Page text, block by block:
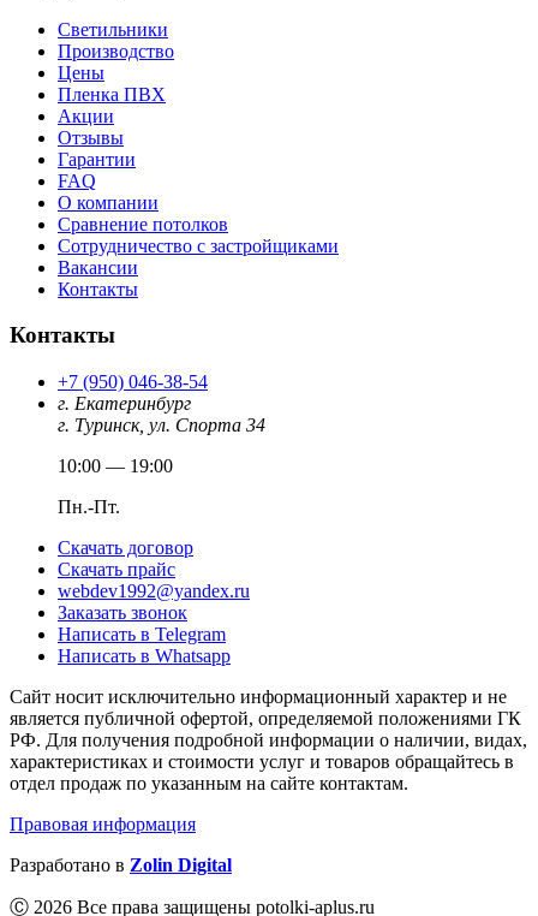
Светильники
Производство
Цены
Пленка ПВХ
Акции
Отзывы
Гарантии
FAQ
О компании
Сравнение потолков
Сотрудничество с застройщиками
Вакансии
Контакты
Контакты
+7 (950) 046-38-54
г. Екатеринбург
г. Туринск, ул. Спорта 34
10:00 — 19:00
Пн.-Пт.
Скачать договор
Скачать прайс
webdev1992@yandex.ru
Заказать звонок
Написать в Telegram
Написать в Whatsapp
Сайт носит исключительно информационный характер и не
является публичной офертой, определяемой положениями ГК
РФ. Для получения подробной информации о наличии, видах,
характеристиках и стоимости услуг и товаров обращайтесь в
отдел продаж по указанным на сайте контактам.
Правовая информация
Разработано в Zolin Digital
Ⓒ 2026 Все права защищены potolki-aplus.ru